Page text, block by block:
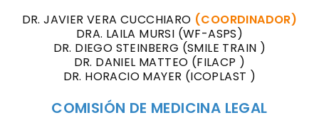
DR. JAVIER VERA CUCCHIARO (COORDINADOR)
DRA. LAILA MURSI (WF-ASPS)
DR. DIEGO STEINBERG (SMILE TRAIN )
DR. DANIEL MATTEO (FILACP )
DR. HORACIO MAYER (ICOPLAST )
COMISIÓN DE MEDICINA LEGAL